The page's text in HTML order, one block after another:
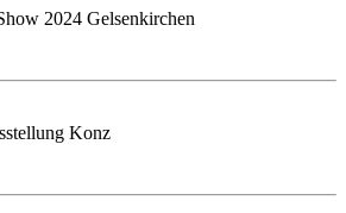
2024 Gelsenkirchen
Konz